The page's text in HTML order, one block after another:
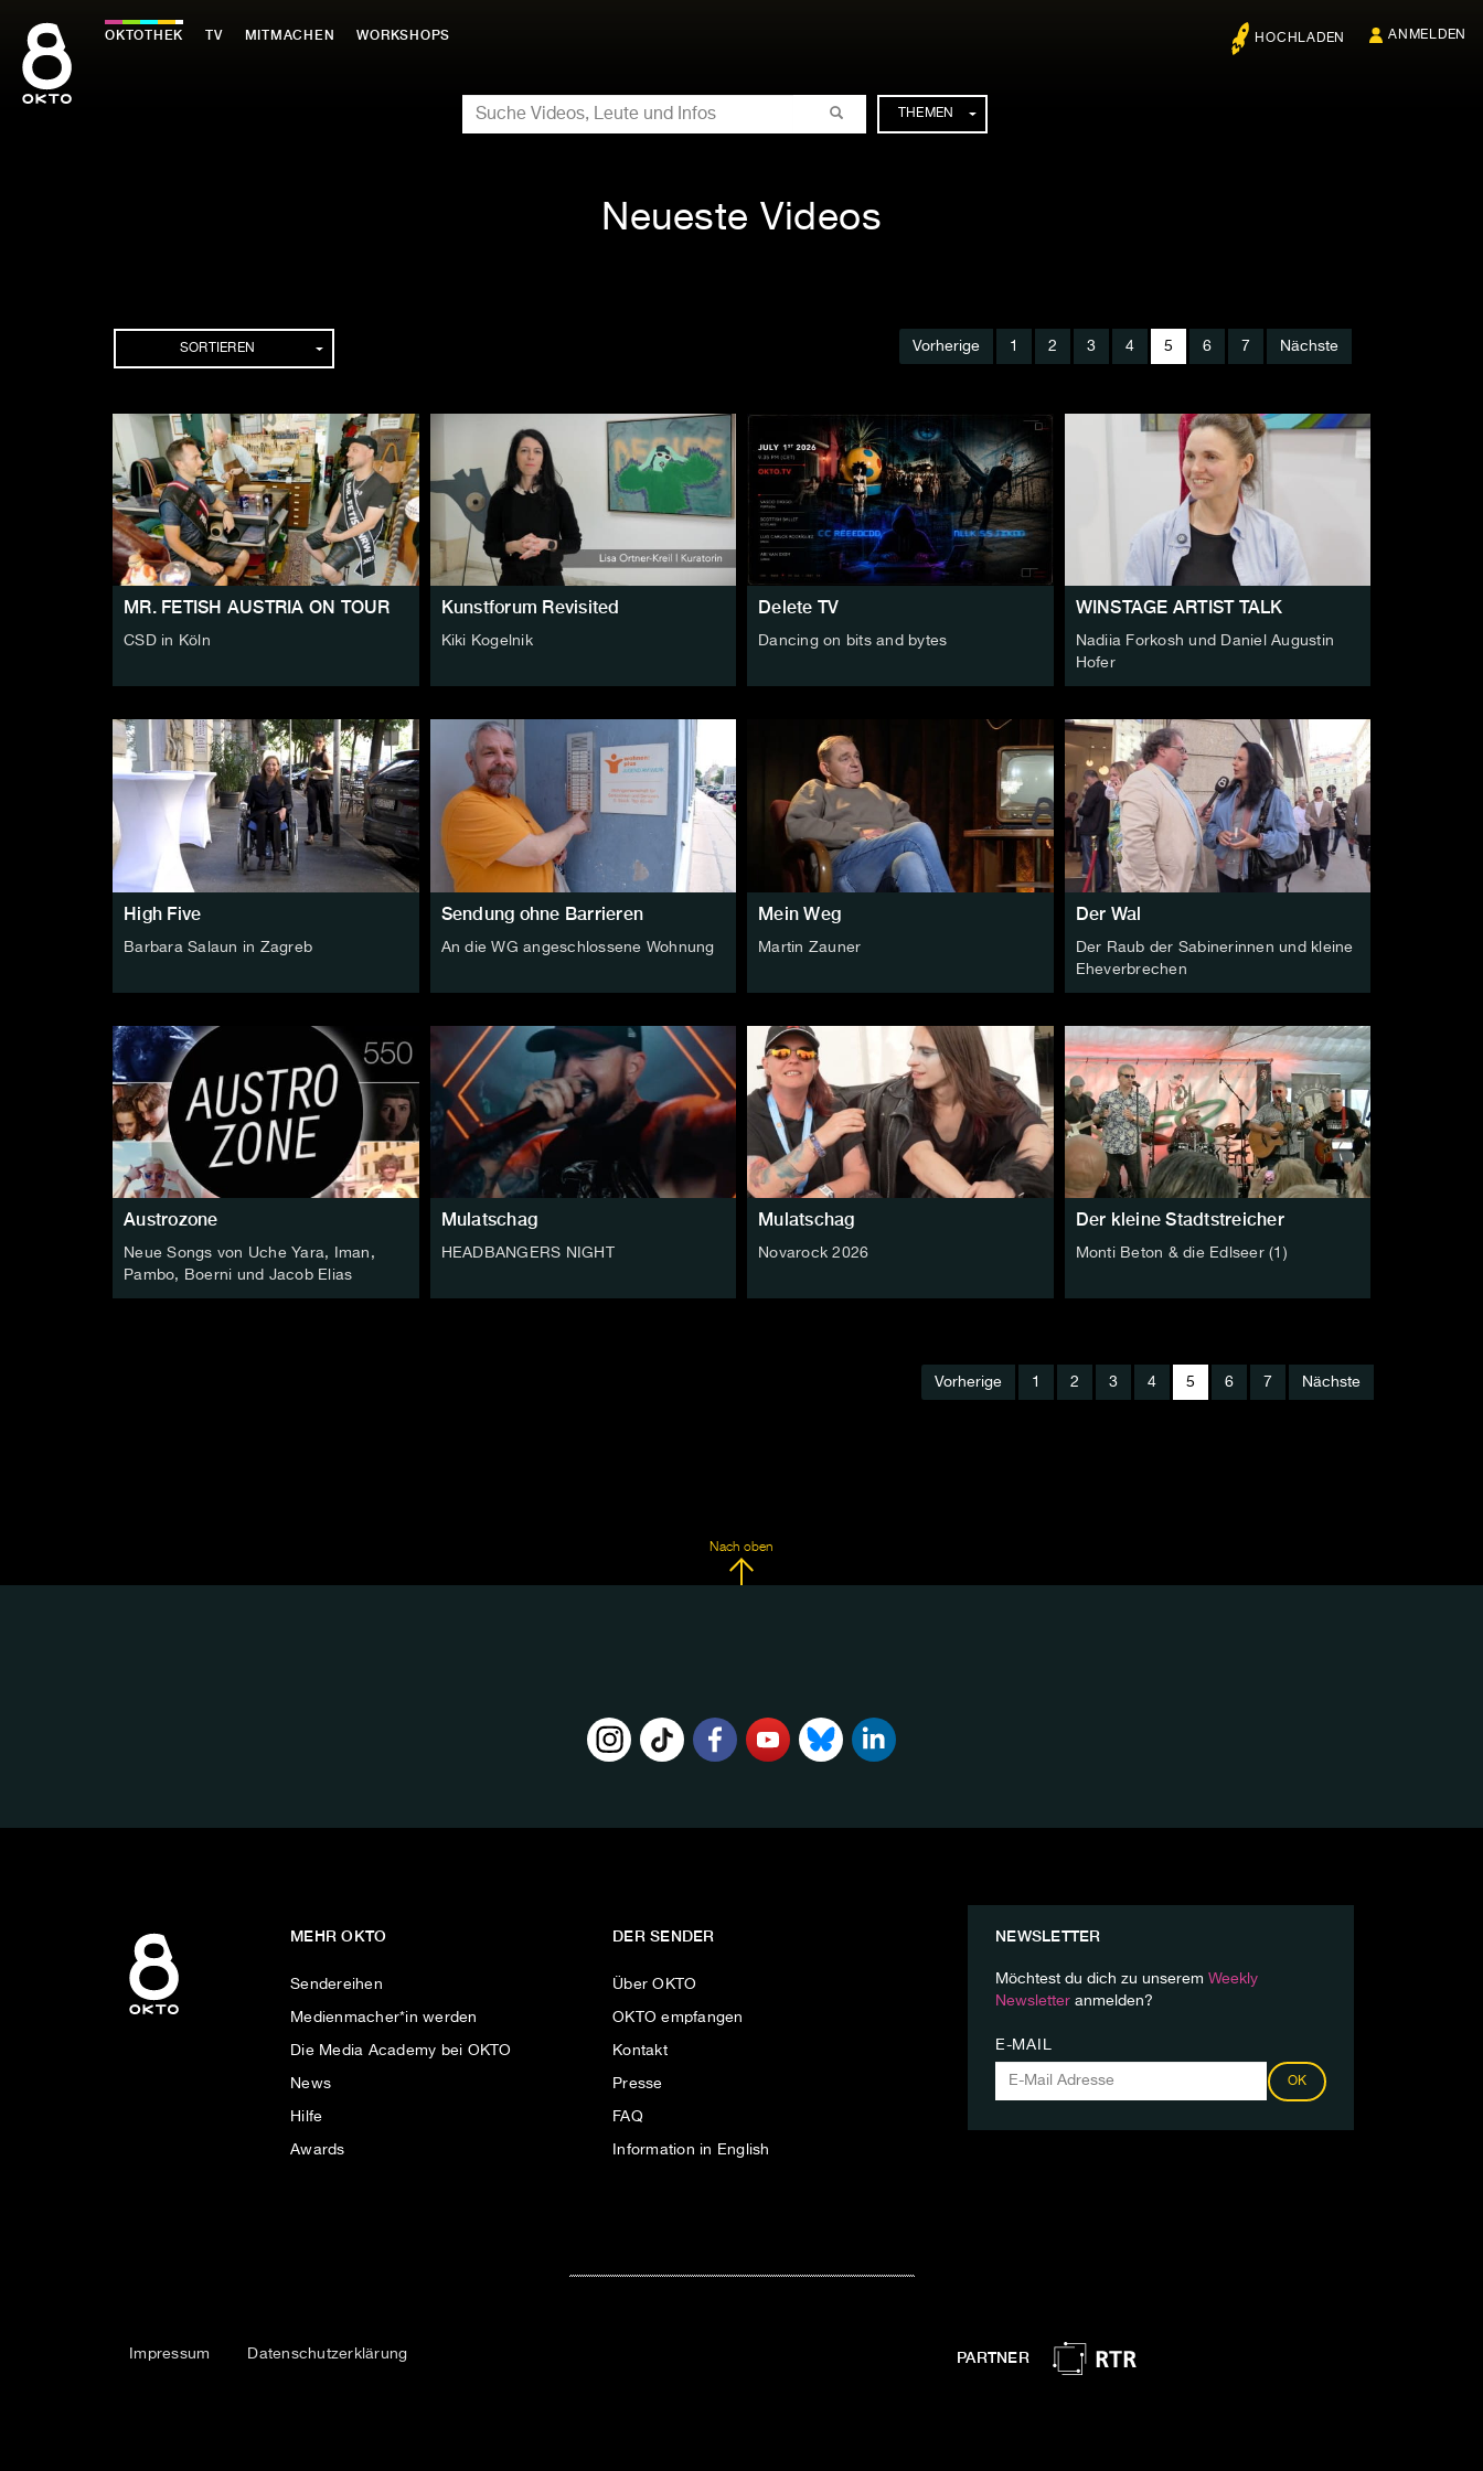
Inhalt
springen
OKTOTHEK TV MITMACHEN WORKSHOPS HOCHLADEN ANMELDEN
SUCHE
THEMEN
Neueste Videos
Episoden
SORTIEREN Vorherige 1 2 3 4 5 6 7 Nächste
MR. FETISH AUSTRIA ON TOUR
CSD in Köln
Kunstforum Revisited
Kiki Kogelnik
Delete TV
Dancing on bits and bytes
WINSTAGE ARTIST TALK
Nadiia Forkosh und Daniel Augustin
Hofer
High Five
Barbara Salaun in Zagreb
Sendung ohne Barrieren
An die WG angeschlossene Wohnung
Mein Weg
Martin Zauner
Der Wal
Der Raub der Sabinerinnen und kleine
Eheverbrechen
Austrozone
Neue Songs von Uche Yara, Iman,
Pambo, Boerni und Jacob Elias
Mulatschag
HEADBANGERS NIGHT
Mulatschag
Novarock 2026
Der kleine Stadtstreicher
Monti Beton & die Edlseer (1)
Vorherige 1 2 3 4 5 6 7 Nächste
Nach oben
MEHR OKTO
Sendereihen
Medienmacher*in werden
Die Media Academy bei OKTO
News
Hilfe
Awards
DER SENDER
Über OKTO
OKTO empfangen
Kontakt
Presse
FAQ
Information in English
NEWSLETTER
Möchtest du dich zu unserem Weekly
Newsletter anmelden?
E-MAIL
OK
Impressum Datenschutzerklärung PARTNER